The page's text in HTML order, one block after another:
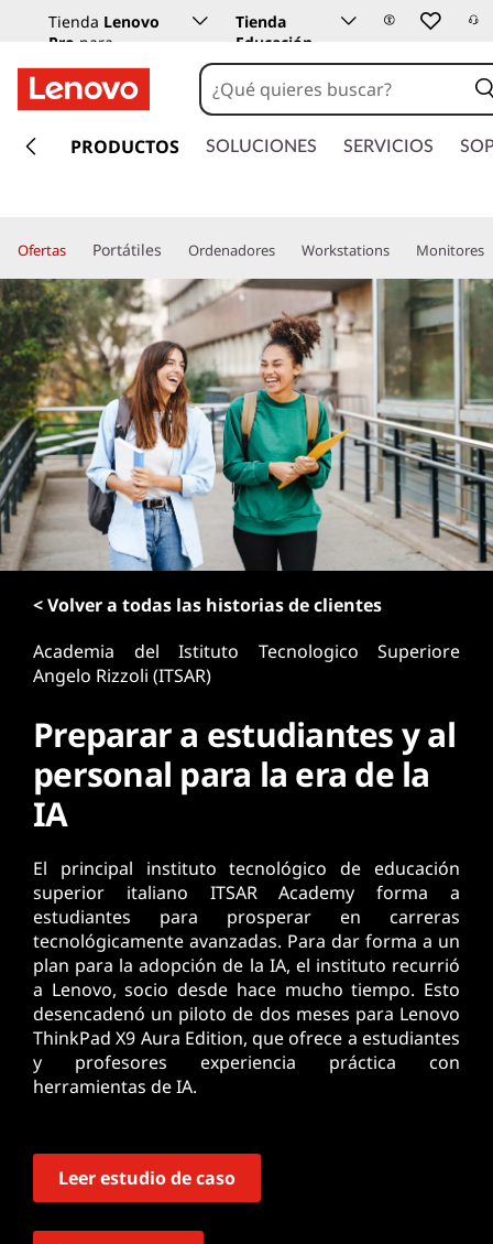
Tienda Lenovo
Pro para
empresas
Tienda
Educación
Lenovo
o
e
n
i
d
o
p
r
i
n
c
i
PRODUCTOS SOLUCIONES SERVICIOS
Ofertas Portátiles Ordenadores Workstations Monitores
< Volver a todas las historias de clientes
Academia del Istituto Tecnologico Superiore
Angelo Rizzoli (ITSAR)
Preparar a estudiantes y al
personal para la era de la
IA
El principal instituto tecnológico de educación
superior italiano ITSAR Academy forma a
estudiantes para prosperar en carreras
tecnológicamente avanzadas. Para dar forma a un
plan para la adopción de la IA, el instituto recurrió
a Lenovo, socio desde hace mucho tiempo. Esto
desencadenó un piloto de dos meses para Lenovo
ThinkPad X9 Aura Edition, que ofrece a estudiantes
y profesores experiencia práctica con
herramientas de IA.
Leer estudio de caso